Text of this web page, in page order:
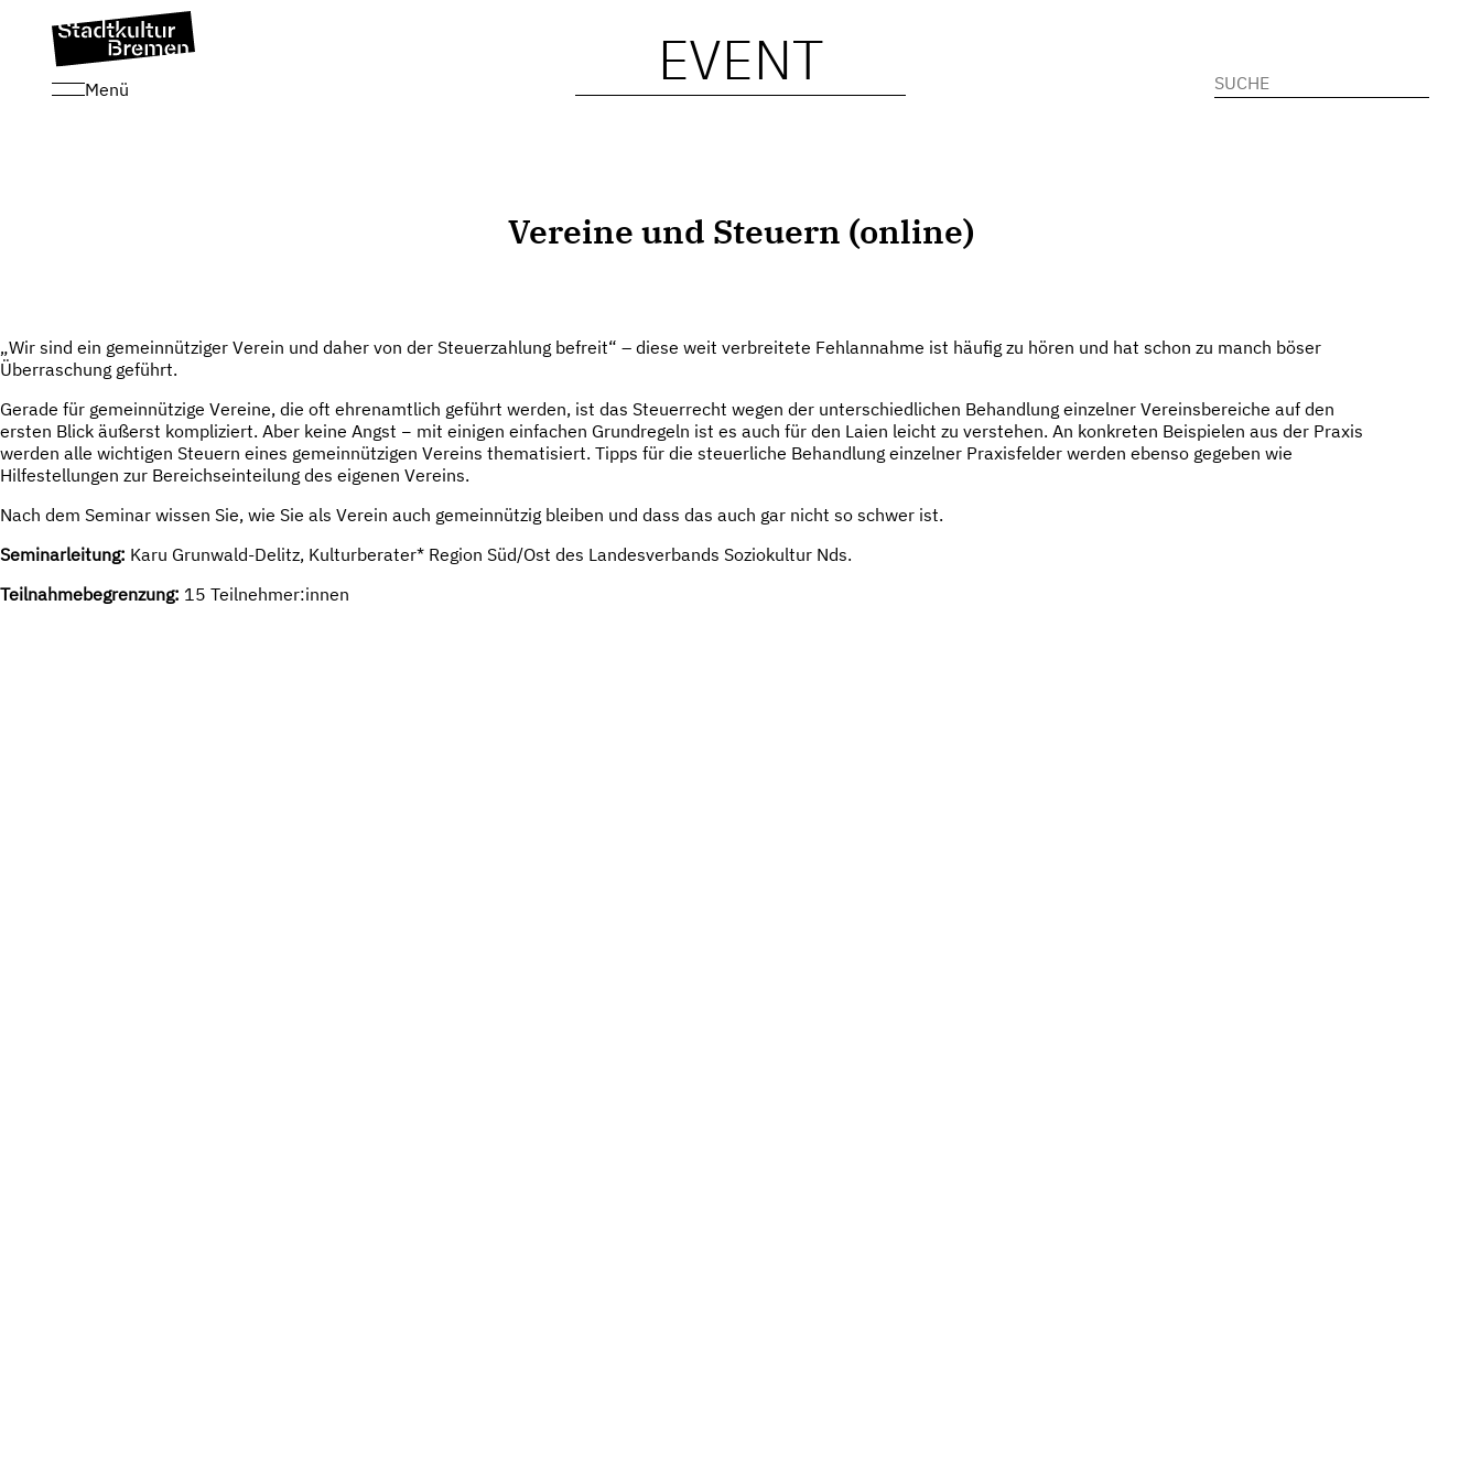
Menü
Suchen
nach:
EVENT
Vereine und Steuern (online)
„Wir sind ein gemeinnütziger Verein und daher von der Steuerzahlung befreit“ – diese weit verbreitete Fehlannahme ist häufig zu hören und hat schon zu manch böser
Überraschung geführt.
Gerade für gemeinnützige Vereine, die oft ehrenamtlich geführt werden, ist das Steuerrecht wegen der unterschiedlichen Behandlung einzelner Vereinsbereiche auf den
ersten Blick äußerst kompliziert. Aber keine Angst − mit einigen einfachen Grundregeln ist es auch für den Laien leicht zu verstehen. An konkreten Beispielen aus der Praxis
werden alle wichtigen Steuern eines gemeinnützigen Vereins thematisiert. Tipps für die steuerliche Behandlung einzelner Praxisfelder werden ebenso gegeben wie
Hilfestellungen zur Bereichseinteilung des eigenen Vereins.
Nach dem Seminar wissen Sie, wie Sie als Verein auch gemeinnützig bleiben und dass das auch gar nicht so schwer ist.
Seminarleitung: Karu Grunwald-Delitz, Kulturberater* Region Süd/Ost des Landesverbands Soziokultur Nds.
Teilnahmebegrenzung: 15 Teilnehmer:innen